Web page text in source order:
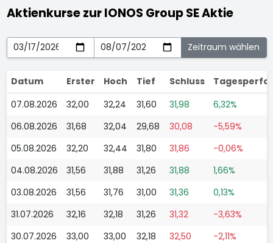
Aktienkurse zur IONOS Group SE Aktie
Datum Erster Hoch Tief Schluss
07.08.2026
32,00 32,24 31,60 31,98
6,32%
06.08.2026
31,68 32,04 29,68 30,08
-5,59%
05.08.2026
32,20 32,44 31,80 31,86
-0,06%
04.08.2026
31,56 31,88 31,26 31,88
1,66%
03.08.2026
31,56 31,76 31,00 31,36
0,13%
31.07.2026
32,16 32,18 31,26 31,32
-3,63%
30.07.2026
33,00 33,00 32,18 32,50
-2,11%